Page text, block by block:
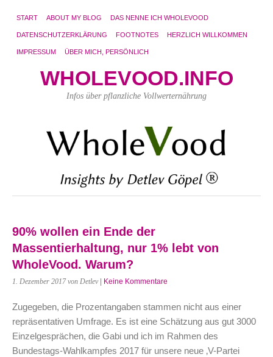
START ABOUT MY BLOG DAS NENNE ICH WHOLEVOOD
DATENSCHUTZERKLÄRUNG FOOTNOTES HERZLICH WILLKOMMEN
IMPRESSUM ÜBER MICH, PERSÖNLICH
WHOLEVOOD.INFO
Infos über pflanzliche Vollwerternährung
90% wollen ein Ende der
Massentierhaltung, nur 1% lebt von
WholeVood. Warum?
1. Dezember 2017 von Detlev| Keine Kommentare
Zugegeben, die Prozentangaben stammen nicht aus einer
repräsentativen Umfrage. Es ist eine Schätzung aus gut 3000
Einzelgesprächen, die Gabi und ich im Rahmen des
Bundestags-Wahlkampfes 2017 für unsere neue ‚V-Partei